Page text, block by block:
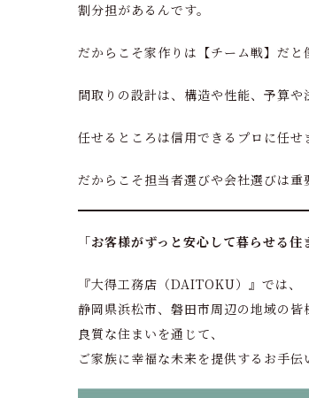
割分担があるんです。
だからこそ家作りは【チーム戦】だと
間取りの設計は、構造や性能、予算や
任せるところは信用できるプロに任
だからこそ担当者選びや会社選びは
「お客様がずっと安心して暮らせる住
『大得工務店（DAITOKU）』では、
静岡県浜松市、磐田市周辺の地域の皆
良質な住まいを通じて、
ご家族に幸福な未来を提供するお手伝